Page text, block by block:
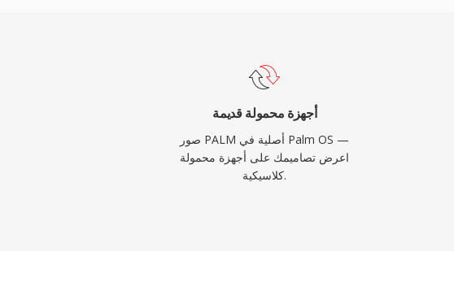
أجهزة محمولة قديمة
صور PALM أصلية في Palm OS —
اعرض تصاميمك على أجهزة محمولة
كلاسيكية.